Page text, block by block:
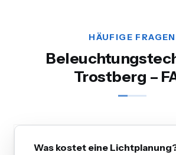
HÄUFIGE FRAGEN
Trostberg –
Was kostet eine